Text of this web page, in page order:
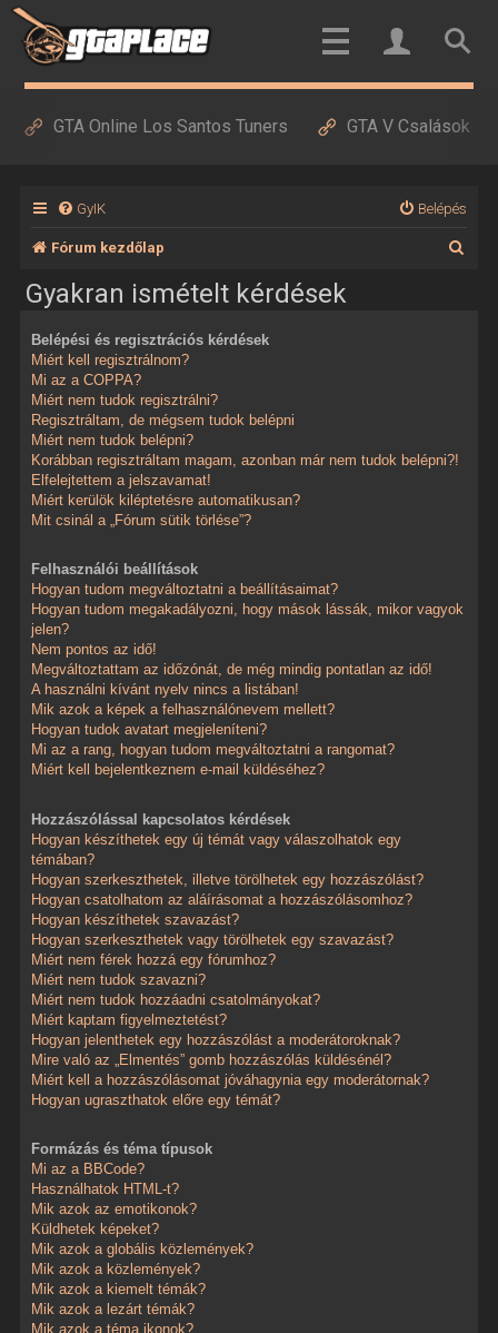
GTA Online Los Santos Tuners GTA V Csalások
GyIK Belépés
Fórum kezdőlap
Gyakran ismételt kérdések
Belépési és regisztrációs kérdések
Miért kell regisztrálnom?
Mi az a COPPA?
Miért nem tudok regisztrálni?
Regisztráltam, de mégsem tudok belépni
Miért nem tudok belépni?
Korábban regisztráltam magam, azonban már nem tudok belépni?!
Elfelejtettem a jelszavamat!
Miért kerülök kiléptetésre automatikusan?
Mit csinál a „Fórum sütik törlése”?
Felhasználói beállítások
Hogyan tudom megváltoztatni a beállításaimat?
Hogyan tudom megakadályozni, hogy mások lássák, mikor vagyok
jelen?
Nem pontos az idő!
Megváltoztattam az időzónát, de még mindig pontatlan az idő!
A használni kívánt nyelv nincs a listában!
Mik azok a képek a felhasználónevem mellett?
Hogyan tudok avatart megjeleníteni?
Mi az a rang, hogyan tudom megváltoztatni a rangomat?
Miért kell bejelentkeznem e-mail küldéséhez?
Hozzászólással kapcsolatos kérdések
Hogyan készíthetek egy új témát vagy válaszolhatok egy
témában?
Hogyan szerkeszthetek, illetve törölhetek egy hozzászólást?
Hogyan csatolhatom az aláírásomat a hozzászólásomhoz?
Hogyan készíthetek szavazást?
Hogyan szerkeszthetek vagy törölhetek egy szavazást?
Miért nem férek hozzá egy fórumhoz?
Miért nem tudok szavazni?
Miért nem tudok hozzáadni csatolmányokat?
Miért kaptam figyelmeztetést?
Hogyan jelenthetek egy hozzászólást a moderátoroknak?
Mire való az „Elmentés” gomb hozzászólás küldésénél?
Miért kell a hozzászólásomat jóváhagynia egy moderátornak?
Hogyan ugraszthatok előre egy témát?
Formázás és téma típusok
Mi az a BBCode?
Használhatok HTML-t?
Mik azok az emotikonok?
Küldhetek képeket?
Mik azok a globális közlemények?
Mik azok a közlemények?
Mik azok a kiemelt témák?
Mik azok a lezárt témák?
Mik azok a téma ikonok?